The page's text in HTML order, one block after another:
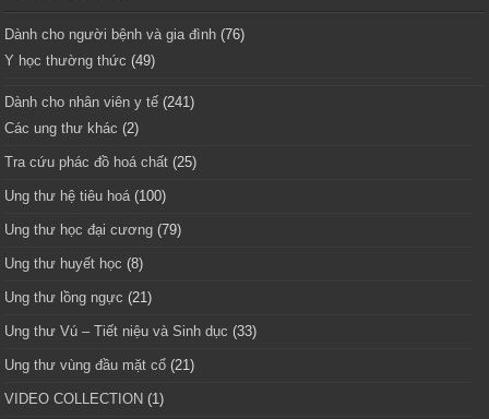
Dành cho người bệnh và gia đình (76)
Y học thường thức (49)
Dành cho nhân viên y tế (241)
Các ung thư khác (2)
Tra cứu phác đồ hoá chất (25)
Ung thư hệ tiêu hoá (100)
Ung thư học đại cương (79)
Ung thư huyết học (8)
Ung thư lồng ngực (21)
Ung thư Vú – Tiết niệu và Sinh dục (33)
Ung thư vùng đầu mặt cổ (21)
VIDEO COLLECTION (1)